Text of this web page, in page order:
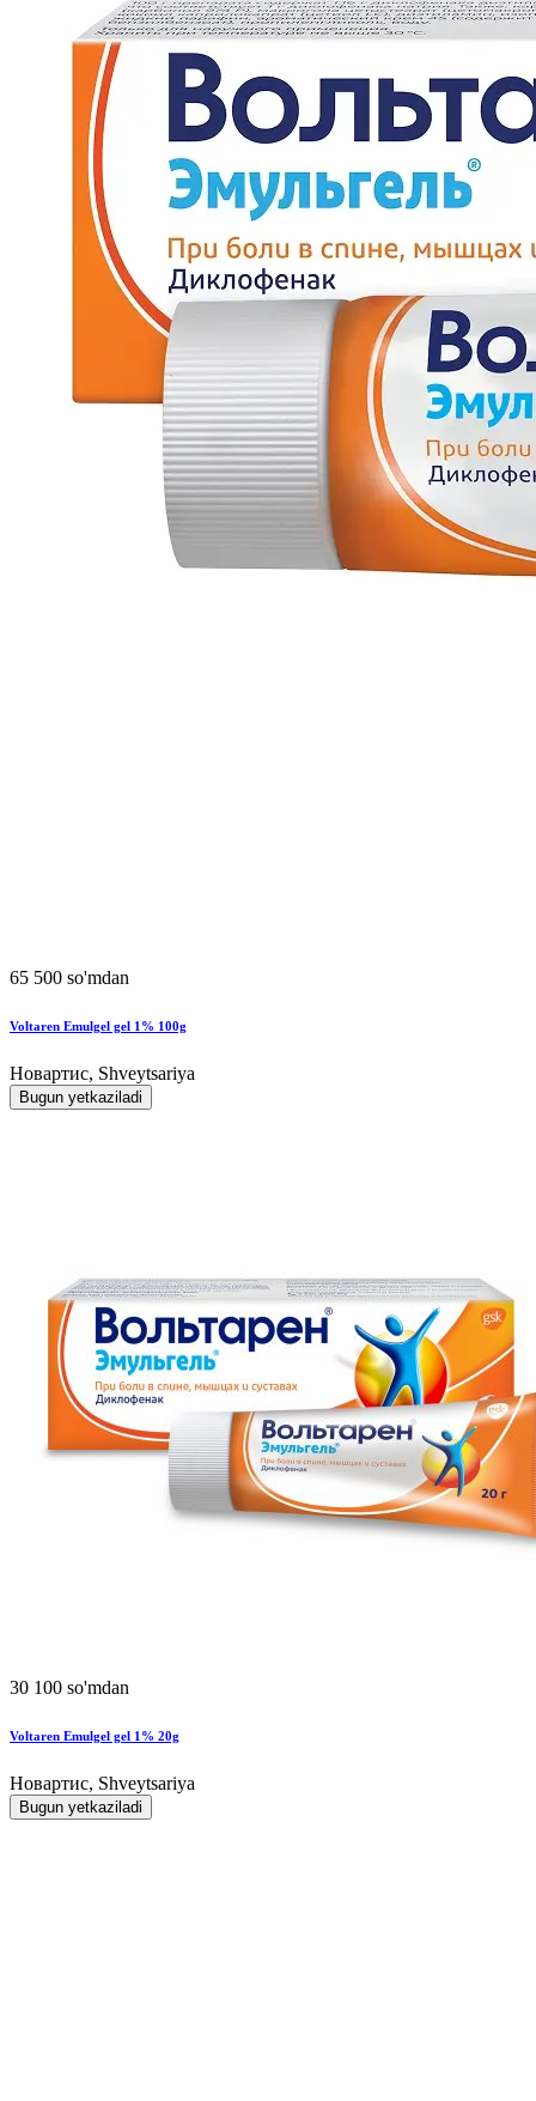
65 500 so'mdan
Voltaren Emulgel gel 1% 100g
Новартис, Shveytsariya
Bugun yetkaziladi
30 100 so'mdan
Voltaren Emulgel gel 1% 20g
Новартис, Shveytsariya
Bugun yetkaziladi